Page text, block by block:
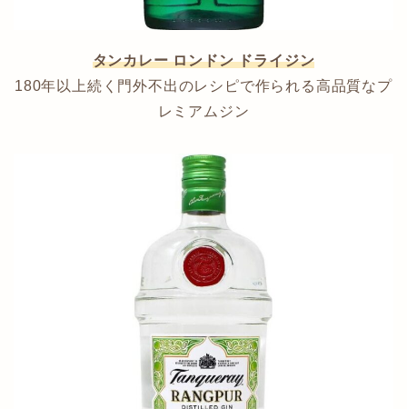
タンカレー ロンドン ドライジン
180年以上続く門外不出のレシピで作られる高品質なプ
レミアムジン